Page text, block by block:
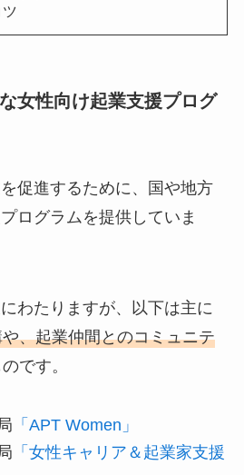
ツ
女性向け起業支援プログ
促進するために、国や地方
ログラムを提供していま
わたりますが、以下は主に
、起業仲間とのコミュニテ
です。
「APT Women」
「女性キャリア＆起業家支援